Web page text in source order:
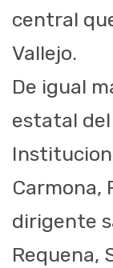
central
Vallejo.
De igual
estatal
Carmona,
dirigente
Requena,